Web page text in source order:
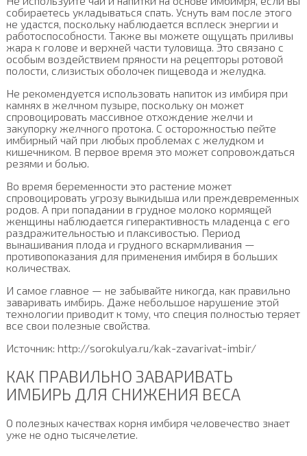
собираетесь укладываться спать. Уснуть вам после этого
не удастся, поскольку наблюдается всплеск энергии и
работоспособности. Также вы можете ощущать приливы
жара к голове и верхней части туловища. Это связано с
особым воздействием пряности на рецепторы ротовой
полости, слизистых оболочек пищевода и желудка.
Не рекомендуется использовать напиток из имбиря при
камнях в желчном пузыре, поскольку он может
спровоцировать массивное отхождение желчи и
закупорку желчного протока. С осторожностью пейте
имбирный чай при любых проблемах с желудком и
кишечником. В первое время это может сопровождаться
резями и болью.
Во время беременности это растение может
спровоцировать угрозу выкидыша или преждевременных
родов. А при попадании в грудное молоко кормящей
женщины наблюдается гиперактивность младенца с его
раздражительностью и плаксивостью. Период
вынашивания плода и грудного вскармливания —
противопоказания для применения имбиря в больших
количествах.
И самое главное — не забывайте никогда, как правильно
заваривать имбирь. Даже небольшое нарушение этой
технологии приводит к тому, что специя полностью теряет
все свои полезные свойства.
Источник: http://sorokulya.ru/kak-zavarivat-imbir/
КАК ПРАВИЛЬНО ЗАВАРИВАТЬ
ИМБИРЬ ДЛЯ СНИЖЕНИЯ ВЕСА
О полезных качествах корня имбиря человечество знает
уже не одно тысячелетие.